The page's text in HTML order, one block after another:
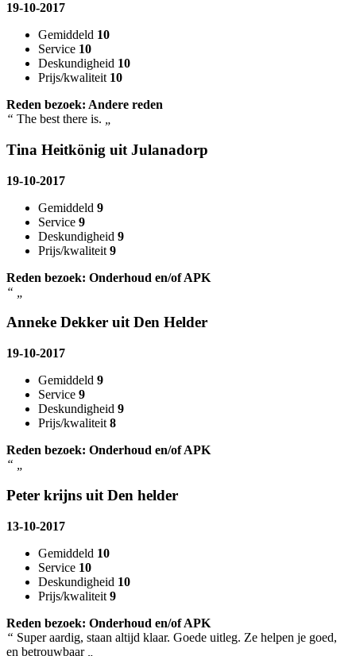
19-10-2017
Gemiddeld 10
Service 10
Deskundigheid 10
Prijs/kwaliteit 10
Reden bezoek: Andere reden
“ The best there is.
Tina Heitkönig uit Julanadorp
19-10-2017
Gemiddeld 9
Service 9
Deskundigheid 9
Prijs/kwaliteit 9
Reden bezoek: Onderhoud en/of APK
“
Anneke Dekker uit Den Helder
19-10-2017
Gemiddeld 9
Service 9
Deskundigheid 9
Prijs/kwaliteit 8
Reden bezoek: Onderhoud en/of APK
“
Peter krijns uit Den helder
13-10-2017
Gemiddeld 10
Service 10
Deskundigheid 10
Prijs/kwaliteit 9
Reden bezoek: Onderhoud en/of APK
“ Super aardig, staan altijd klaar. Goede uitleg. Ze helpen je goed,
en betrouwbaar